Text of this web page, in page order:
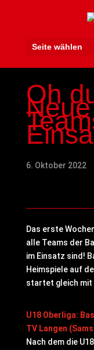
Seite wählen
Oh
6. Oktober 2022
Das erste
alle Teams der
im Einsatz sind!
Heimspiele auf
startet gleich mit
U18 Oberliga:
TV Langen
Nach dem die